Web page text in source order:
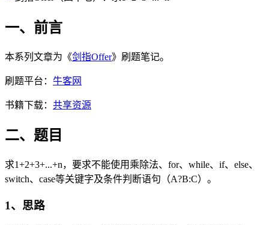
一、前言
本系列文章为《剑指Offer》刷题笔记。
刷题平台： 牛客网
书籍下载： 共享资源
二、题目
求1+2+3+...+n，要求不能使用乘除法、for、while、if、else、
switch、case等关键字及条件判断语句（A?B:C）。
1、思路